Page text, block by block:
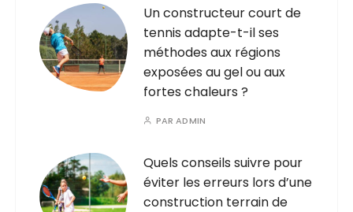
Un constructeur court de
tennis adapte-t-il ses
méthodes aux régions
exposées au gel ou aux
fortes chaleurs ?
PARADMIN
Quels conseils suivre pour
éviter les erreurs lors d’une
construction terrain de